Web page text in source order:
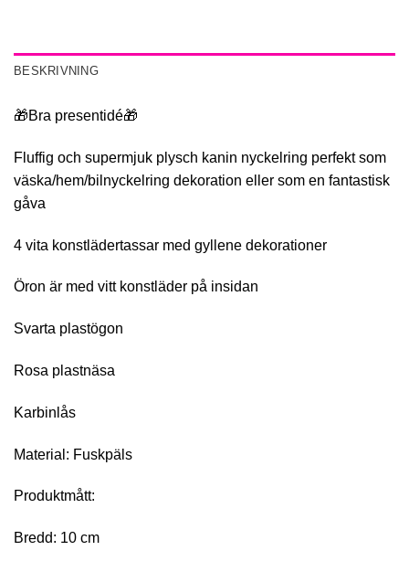
BESKRIVNING
🎁Bra presentidé🎁
Fluffig och supermjuk plysch kanin nyckelring perfekt som
väska/hem/bilnyckelring dekoration eller som en fantastisk
gåva
4 vita konstlädertassar med gyllene dekorationer
Öron är med vitt konstläder på insidan
Svarta plastögon
Rosa plastnäsa
Karbinlås
Material: Fuskpäls
Produktmått:
Bredd: 10 cm